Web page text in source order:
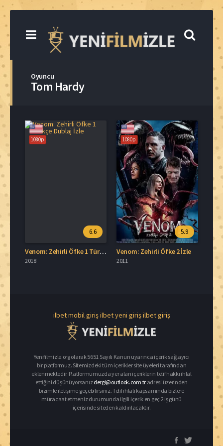
Oyuncu
Tom Hardy
1080p
6.6
Venom: Zehirli Öfke 1 Türkçe Dublaj İzle
2018
1080p
5.9
Venom: Zehirli Öfke 2 İzle
2011
ilbet mobil girişilbet yeni girişilbet giriş
Yenifilmizle.org olarak 5651 Sayılı Kanun uyarınca içerik sağlayıcı
bir platformuz. Sitemizdeki tüm içerikler site üyeleri tarafından
eklenmektedir. Platformumuzda yer alan içeriklerin telif hakkı ihlal
ettiğini düşünüyorsanızdergi@outlook.com.tr adresi üzerinden
bizimle iletişime geçebilirsiniz. Telif ihlali kapsamında bizlere
müracaat etmeniz durumunda ilgili içerik en geç 2 iş günü
içerisinde siteden kaldırılacaktır.